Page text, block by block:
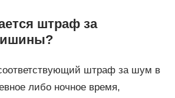
штраф за
штраф за шум в
либо ночное время,